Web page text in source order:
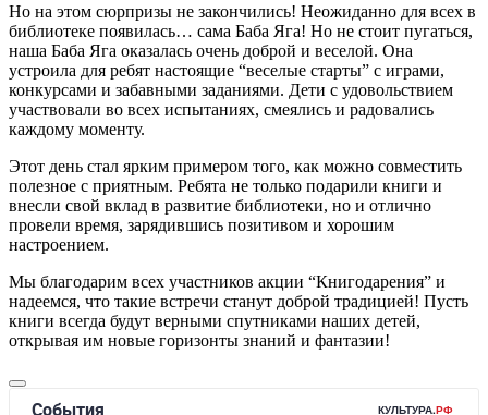
Но на этом сюрпризы не закончились! Неожиданно для всех в
библиотеке появилась… сама Баба Яга! Но не стоит пугаться,
наша Баба Яга оказалась очень доброй и веселой. Она
устроила для ребят настоящие “веселые старты” с играми,
конкурсами и забавными заданиями. Дети с удовольствием
участвовали во всех испытаниях, смеялись и радовались
каждому моменту.
Этот день стал ярким примером того, как можно совместить
полезное с приятным. Ребята не только подарили книги и
внесли свой вклад в развитие библиотеки, но и отлично
провели время, зарядившись позитивом и хорошим
настроением.
Мы благодарим всех участников акции “Книгодарения” и
надеемся, что такие встречи станут доброй традицией! Пусть
книги всегда будут верными спутниками наших детей,
открывая им новые горизонты знаний и фантазии!